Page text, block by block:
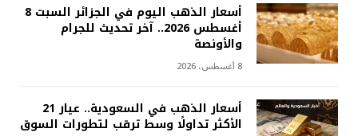
أسعار الذهب اليوم في الجزائر السبت 8
أغسطس 2026.. آخر تحديث للجرام
والأونصة
8 أغسطس، 2026
أسعار الذهب في السعودية.. عيار 21
الأكثر تداولًا وسط ترقب لتطورات السوق